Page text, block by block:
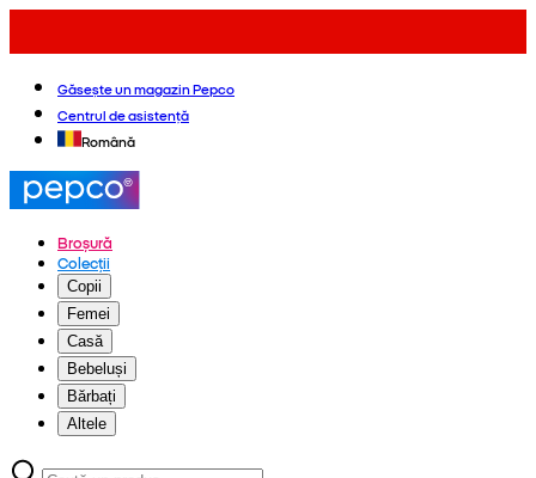
Găsește un magazin Pepco
Centrul de asistență
Română
Broșură
Colecții
Copii
Femei
Casă
Bebeluși
Bărbați
Altele